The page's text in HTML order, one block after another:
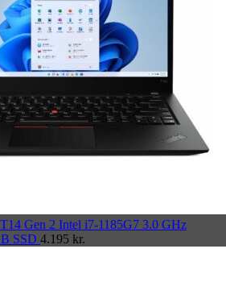
Gen 2 Intel i7-1185G7 3.0 GHz
SSD 4.195 kr.